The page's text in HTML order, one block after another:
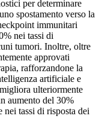
per determinare
spostamento verso la
immunitari
nei tassi di
tumori. Inoltre, oltre
approvati
rafforzandone la
artificiale e
ulteriormente
aumento del 30%
nei tassi di risposta dei